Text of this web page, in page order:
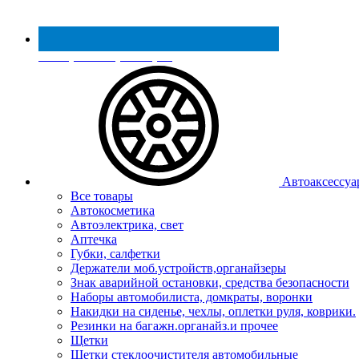
Реестр МинПромТорга
Все товары
Автокосметика
Автоэлектрика, свет
Аптечка
Губки, салфетки
Держатели моб.устройств,органайзеры
Знак аварийной остановки, средства безопасности
Наборы автомобилиста, домкраты, воронки
Накидки на сиденье, чехлы, оплетки руля, коврики.
Резинки на багажн.органайз.и прочее
Щетки
Щетки стеклоочистителя автомобильные